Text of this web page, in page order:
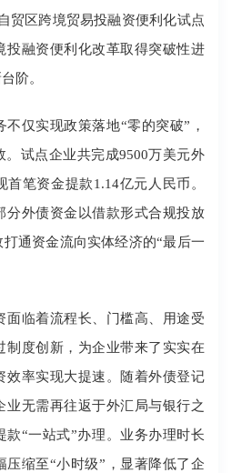
贸区跨境贸易投融资便利化试点
投融资便利化改革取得突破性进
阶。
仅实现政策落地“零的突破”，
试点企业共完成9500万美元外
笔资金提款1.14亿元人民币。
分外债资金以借款形式合规投放
通资金流向实体经济的“最后一
临着流程长、门槛高、用途受
制度创新，为企业带来了实实在
效率实现大提速。随着外债登记
业无需再往返于外汇局与银行之
款“一站式”办理。业务办理时长
压缩至“小时级”，显著降低了企